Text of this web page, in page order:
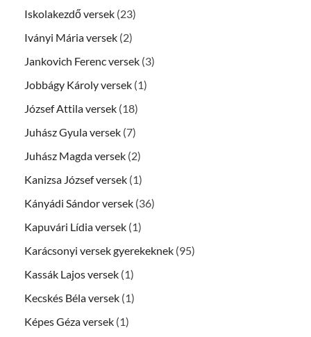
Iskolakezdő versek (23)
Iványi Mária versek (2)
Jankovich Ferenc versek (3)
Jobbágy Károly versek (1)
József Attila versek (18)
Juhász Gyula versek (7)
Juhász Magda versek (2)
Kanizsa József versek (1)
Kányádi Sándor versek (36)
Kapuvári Lídia versek (1)
Karácsonyi versek gyerekeknek (95)
Kassák Lajos versek (1)
Kecskés Béla versek (1)
Képes Géza versek (1)